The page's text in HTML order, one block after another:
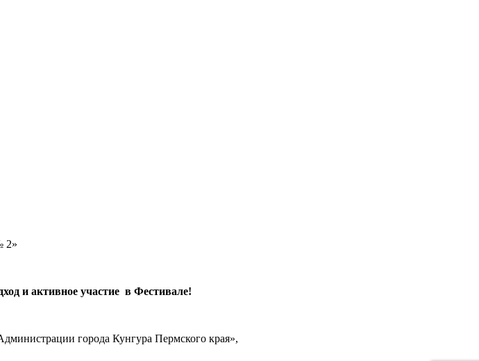
2»
и активное участие в Фестивале!
города Кунгура Пермского края»,